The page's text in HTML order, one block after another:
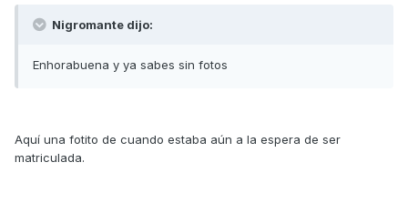
Nigromante dijo:
Enhorabuena y ya sabes sin fotos
Aquí una fotito de cuando estaba aún a la espera de ser
matriculada.